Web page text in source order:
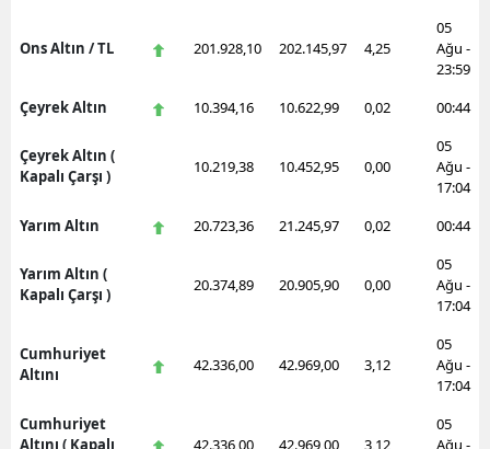
Ons Altın / TL 201.928,10 202.145,97 4,25
05
Ağu -
23:59
Çeyrek Altın
10.394,16 10.622,99 0,02 00:44
Çeyrek Altın (
Kapalı Çarşı )
10.219,38 10.452,95 0,00
05
Ağu -
17:04
Yarım Altın
20.723,36 21.245,97 0,02 00:44
Yarım Altın (
Kapalı Çarşı )
20.374,89 20.905,90 0,00
05
Ağu -
17:04
Cumhuriyet
Altını
42.336,00 42.969,00 3,12
05
Ağu -
17:04
Cumhuriyet
Altını ( Kapalı
42.336,00 42.969,00 3,12
05
Ağu -